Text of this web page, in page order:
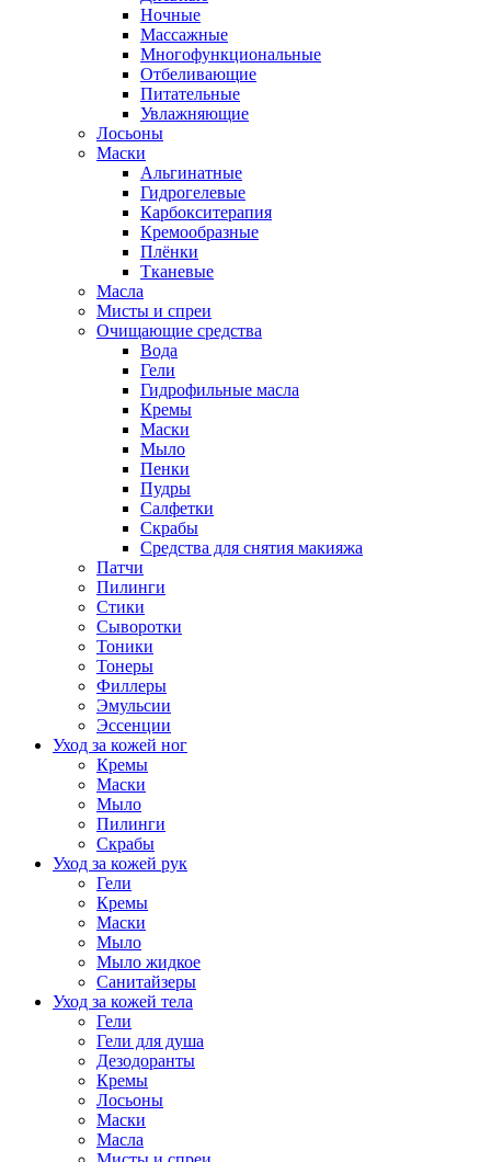
Ночные
Массажные
Многофункциональные
Отбеливающие
Питательные
Увлажняющие
Лосьоны
Маски
Альгинатные
Гидрогелевые
Карбокситерапия
Кремообразные
Плёнки
Тканевые
Масла
Мисты и спреи
Очищающие средства
Вода
Гели
Гидрофильные масла
Кремы
Маски
Мыло
Пенки
Пудры
Салфетки
Скрабы
Средства для снятия макияжа
Патчи
Пилинги
Стики
Сыворотки
Тоники
Тонеры
Филлеры
Эмульсии
Эссенции
Уход за кожей ног
Кремы
Маски
Мыло
Пилинги
Скрабы
Уход за кожей рук
Гели
Кремы
Маски
Мыло
Мыло жидкое
Санитайзеры
Уход за кожей тела
Гели
Гели для душа
Дезодоранты
Кремы
Лосьоны
Маски
Масла